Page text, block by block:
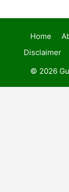
Home
Disclaimer
© 2026